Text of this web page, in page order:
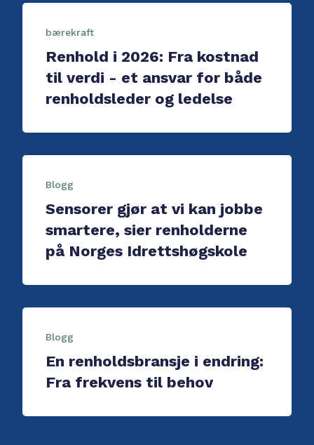
bærekraft
Renhold i 2026: Fra kostnad
til verdi - et ansvar for både
renholdsleder og ledelse
Blogg
Sensorer gjør at vi kan jobbe
smartere, sier renholderne
på Norges Idrettshøgskole
Blogg
En renholdsbransje i endring:
Fra frekvens til behov